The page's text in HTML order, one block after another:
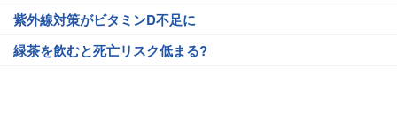
紫外線対策がビタミンD不足に
緑茶を飲むと死亡リスク低まる?